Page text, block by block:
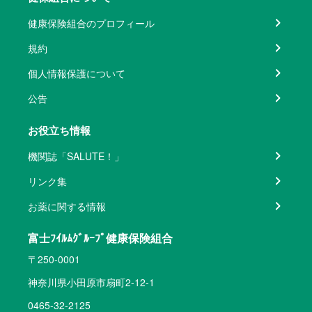
健康保険組合のプロフィール
規約
個人情報保護について
公告
お役立ち情報
機関誌「SALUTE！」
リンク集
お薬に関する情報
富士ﾌｲﾙﾑｸﾞﾙｰﾌﾟ健康保険組合
〒250-0001
神奈川県小田原市扇町2-12-1
0465-32-2125